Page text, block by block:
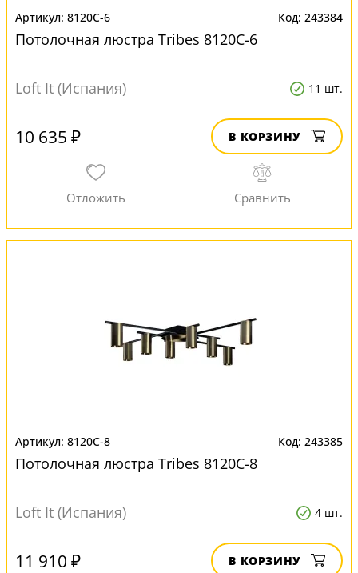
8120C-6 243384
Потолочная люстра Tribes 8120C-6
Loft It (Испания) 11 шт.
10 635 ₽ В КОРЗИНУ
8120C-8 243385
Потолочная люстра Tribes 8120C-8
Loft It (Испания) 4 шт.
11 910 ₽ В КОРЗИНУ